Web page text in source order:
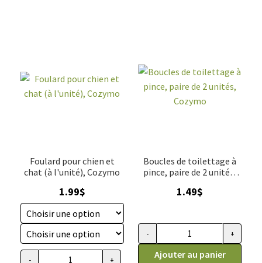
Foulard pour chien et
chat (à l'unité), Cozymo
1.99$
- +
Boucles de toilettage à
pince, paire de 2 unités,
1.49$
quantité de Boucles de
- +
Ajouter au panier